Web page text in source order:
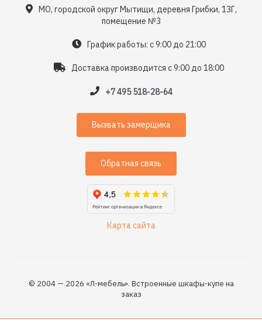
МО, городской округ Мытищи, деревня Грибки, 13Г,
помещение №3
График работы: с 9:00 до 21:00
Доставка производится с 9:00 до 18:00
+7 495 518-28-64
Вызвать замерщика
Обратная связь
Карта сайта
© 2004 — 2026 «Л-мебель». Встроенные шкафы-купе на
заказ